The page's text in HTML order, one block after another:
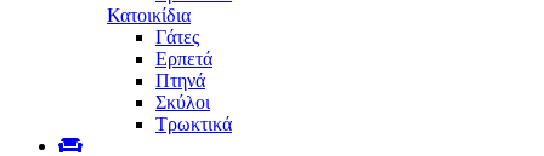
Κατοικίδια
Γάτες
Ερπετά
Πτηνά
Σκύλοι
Τρωκτικά